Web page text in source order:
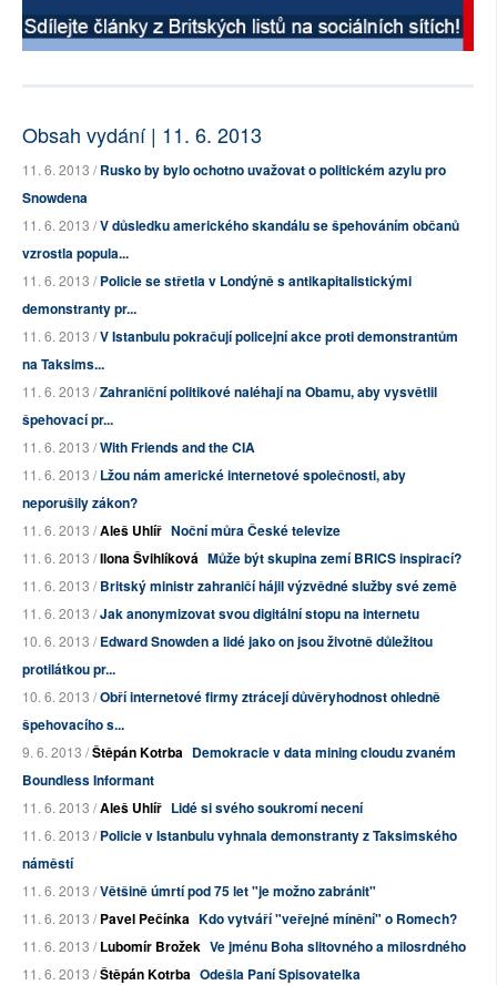
Obsah vydání | 11. 6. 2013
11. 6. 2013 /Rusko by bylo ochotno uvažovat o politickém azylu pro
Snowdena
11. 6. 2013 /V důsledku amerického skandálu se špehováním občanů
vzrostla popula...
11. 6. 2013 /Policie se střetla v Londýně s antikapitalistickými
demonstranty pr...
11. 6. 2013 /V Istanbulu pokračují policejní akce proti demonstrantům
na Taksims...
11. 6. 2013 /Zahraniční politikové naléhají na Obamu, aby vysvětlil
špehovací pr...
11. 6. 2013 /With Friends and the CIA
11. 6. 2013 /Lžou nám americké internetové společnosti, aby
neporušily zákon?
11. 6. 2013 /Aleš Uhlíř Noční můra České televize
11. 6. 2013 /Ilona Švihlíková Může být skupina zemí BRICS inspirací?
11. 6. 2013 /Britský ministr zahraničí hájil výzvědné služby své země
11. 6. 2013 /Jak anonymizovat svou digitální stopu na internetu
10. 6. 2013 /Edward Snowden a lidé jako on jsou životně důležitou
protilátkou pr...
10. 6. 2013 /Obří internetové firmy ztrácejí důvěryhodnost ohledně
špehovacího s...
9. 6. 2013 /Štěpán Kotrba Demokracie v data mining cloudu zvaném
Boundless Informant
11. 6. 2013 /Aleš Uhlíř Lidé si svého soukromí necení
11. 6. 2013 /Policie v Istanbulu vyhnala demonstranty z Taksimského
náměstí
11. 6. 2013 /Většině úmrtí pod 75 let "je možno zabránit"
11. 6. 2013 /Pavel Pečínka Kdo vytváří "veřejné mínění" o Romech?
11. 6. 2013 /Lubomír Brožek Ve jménu Boha slitovného a milosrdného
11. 6. 2013 /Štěpán Kotrba Odešla Paní Spisovatelka